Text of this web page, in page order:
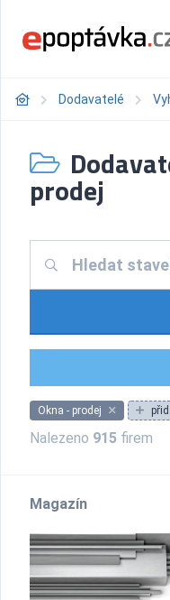
Dodavatelé
prodej
Okna - prodej
Nalezeno 915 firem
Magazín